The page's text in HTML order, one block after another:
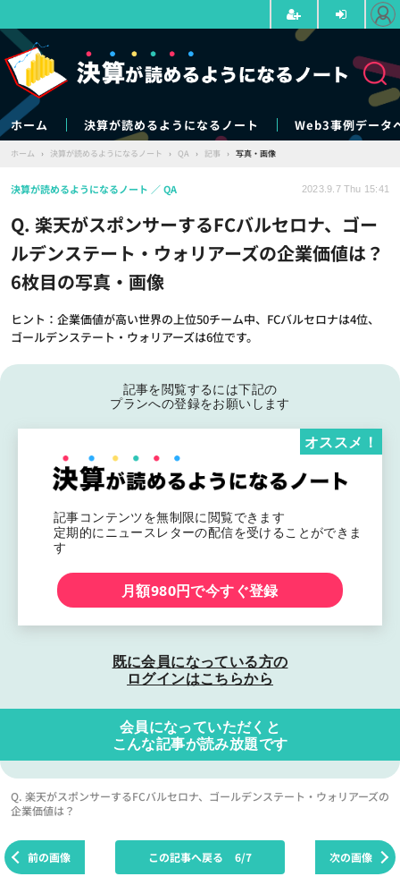
ホーム 決算が読めるようになるノート Web3事例データ
ホーム › 決算が読めるようになるノート › QA › 記事 › 写真・画像
Q. 楽天がスポンサーするFCバルセロナ、ゴー
ルデンステート・ウォリアーズの企業価値は？
6枚目の写真・画像
ヒント：企業価値が高い世界の上位50チーム中、FCバルセロナは4位、
ゴールデンステート・ウォリアーズは6位です。
決算が読めるようになるノート QA 2023.9.7 Thu 15:41
記事を閲覧するには下記の
プランへの登録をお願いします
記事コンテンツを無制限に閲覧できます
定期的にニュースレターの配信を受けることができま
す
オススメ！
月額980円で今すぐ登録
既に会員になっている方の
ログインはこちらから
会員になっていただくと
こんな記事が読み放題です
Q. 楽天がスポンサーするFCバルセロナ、ゴールデンステート・ウォリアーズの
企業価値は？
前の画像 次の画像
この記事へ戻る 6/7